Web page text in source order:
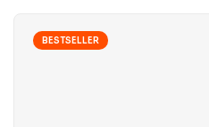
BESTSELLER